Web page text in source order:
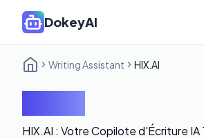
DokeyAI
Writing Assistant HIX.AI
HIX.AI : Votre Copilote d'Écriture